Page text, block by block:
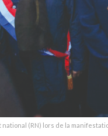
(RN) lors de la